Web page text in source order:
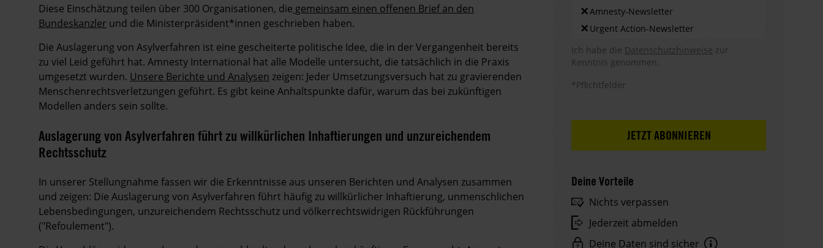
Diese Einschätzung teilen über 300 Organisationen, die gemeinsam einen offenen Brief an den
Bundeskanzler und die Ministerpräsident*innen geschrieben haben.
Die Auslagerung von Asylverfahren ist eine gescheiterte politische Idee, die in der Vergangenheit bereits
zu viel Leid geführt hat. Amnesty International hat alle Modelle untersucht, die tatsächlich in die Praxis
umgesetzt wurden. Unsere Berichte und Analysen zeigen: Jeder Umsetzungsversuch hat zu gravierenden
Menschenrechtsverletzungen geführt. Es gibt keine Anhaltspunkte dafür, warum das bei zukünftigen
Modellen anders sein sollte.
Auslagerung von Asylverfahren führt zu willkürlichen Inhaftierungen und unzureichendem
Rechtsschutz
In unserer Stellungnahme fassen wir die Erkenntnisse aus unseren Berichten und Analysen zusammen
und zeigen: Die Auslagerung von Asylverfahren führt häufig zu willkürlicher Inhaftierung, unmenschlichen
Lebensbedingungen, unzureichendem Rechtsschutz und völkerrechtswidrigen Rückführungen
("Refoulement").
×Amnesty-Newsletter
× Urgent Action-Newsletter
Hinweis DSE
Ich habe die Datenschutzhinweise zur
Kenntnis genommen.
*Pflichtfelder
Deine Vorteile
Nichts verpassen
Jederzeit abmelden
Deine Daten sind sicher